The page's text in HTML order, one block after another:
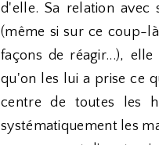
d'elle. Sa relation
(même si sur ce coup-
façons de réagir...),
qu'on les lui a prise ce
centre de toutes les
systématiquement les